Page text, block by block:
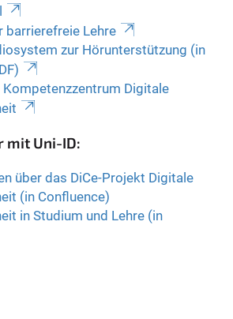
barrierefreie Lehre
zur Hörunterstützung (in
Kompetenzzentrum Digitale
mit Uni-ID:
über das DiCe-Projekt Digitale
(in Confluence)
in Studium und Lehre (in